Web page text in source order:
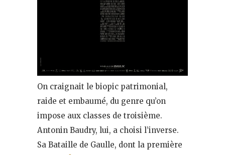
On craignait le biopic patrimonial,
raide et embaumé, du genre qu’on
impose aux classes de troisième.
Antonin Baudry, lui, a choisi l’inverse.
Sa Bataille de Gaulle, dont la première